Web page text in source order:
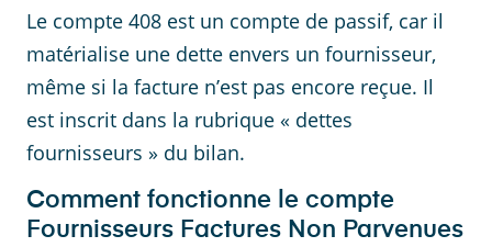
Le compte 408 est un compte de passif, car il
matérialise une dette envers un fournisseur,
même si la facture n’est pas encore reçue. Il
est inscrit dans la rubrique « dettes
fournisseurs » du bilan.
Comment fonctionne le compte
Fournisseurs Factures Non Parvenues